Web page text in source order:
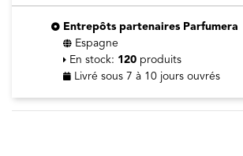
Entrepôts partenaires Parfumera
Espagne
En stock: 120 produits
Livré sous 7 à 10 jours ouvrés